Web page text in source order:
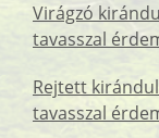
Virágzó
tavasszal
Rejtett
tavasszal